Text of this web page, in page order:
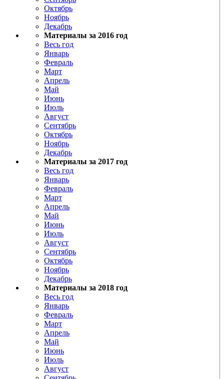
Октябрь
Ноябрь
Декабрь
Материалы за 2016 год
Весь год
Январь
Февраль
Март
Апрель
Май
Июнь
Июль
Август
Сентябрь
Октябрь
Ноябрь
Декабрь
Материалы за 2017 год
Весь год
Январь
Февраль
Март
Апрель
Май
Июнь
Июль
Август
Сентябрь
Октябрь
Ноябрь
Декабрь
Материалы за 2018 год
Весь год
Январь
Февраль
Март
Апрель
Май
Июнь
Июль
Август